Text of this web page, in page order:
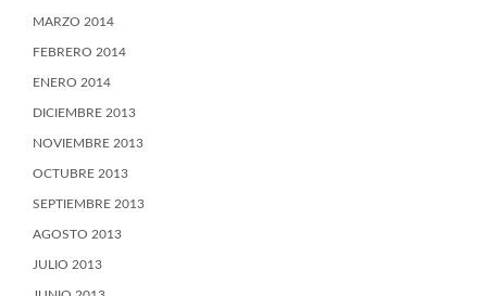
MARZO 2014
FEBRERO 2014
ENERO 2014
DICIEMBRE 2013
NOVIEMBRE 2013
OCTUBRE 2013
SEPTIEMBRE 2013
AGOSTO 2013
JULIO 2013